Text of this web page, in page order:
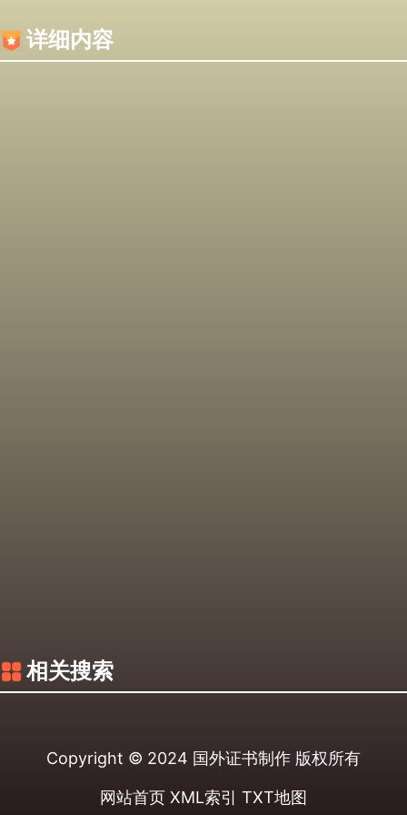
详细内容
相关搜索
Copyright © 2024 国外证书制作 版权所有
网站首页 XML索引 TXT地图